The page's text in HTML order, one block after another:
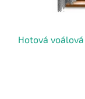
Hotová